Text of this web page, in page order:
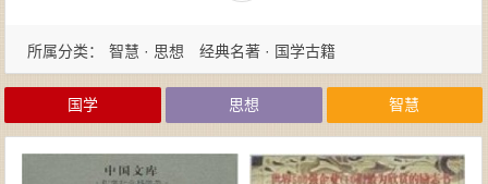
所属分类： 智慧 · 思想 经典名著 · 国学古籍
国学 思想 智慧